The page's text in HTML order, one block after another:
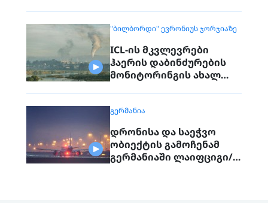
"ᲑᲘᲚᲑᲝᲠᲓᲘ" ᲔᲕᲠᲝᲜᲘᲣᲡ ᲯᲝᲠᲯᲘᲐᲖᲔ
ICL-ის მკვლევრები
ჰაერის დაბინძურების
მონიტორინგის ახალ
ᲒᲔᲠᲛᲐᲜᲘᲐ
დრონისა და საეჭვო
ობიექტის გამოჩენამ
გერმანიაში ლაიფციგი/